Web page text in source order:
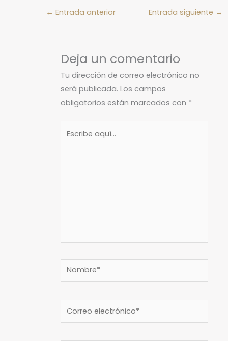
← Entrada anterior Entrada siguiente →
Deja un comentario
Tu dirección de correo electrónico no
será publicada. Los campos
obligatorios están marcados con *
Nombre*